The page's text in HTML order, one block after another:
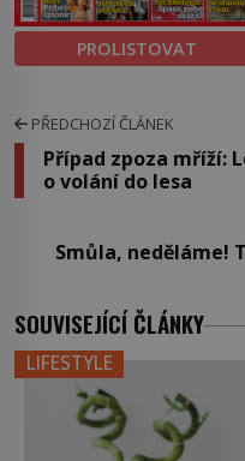
PROLISTOVAT
PŘEDCHOZÍ ČLÁNEK
Případ zpoza mříží:
o volání do lesa
Smůla, neděláme!
SOUVISEJÍCÍ ČLÁNKY
LIFESTYLE